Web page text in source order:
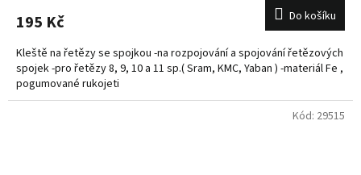
195 Kč Do košíku
Kleště na řetězy se spojkou -na rozpojování a spojování řetězových
spojek -pro řetězy 8, 9, 10 a 11 sp.( Sram, KMC, Yaban ) -materiál Fe ,
pogumované rukojeti
Kód: 29515